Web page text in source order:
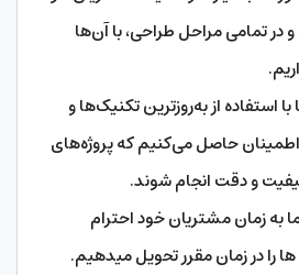
تمامی مراحل طراحی، با آن‌ها
استفاده از به‌روزترین تکنیک‌ها و
اطمینان حاصل می‌کنیم که پروژه‌های
و دقت انجام شوند.
به زمان مشتریان خود احترام
ها را در زمان مقرر تحویل میدهیم.